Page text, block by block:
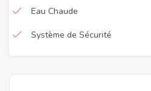
Eau Chaude
Système de Sécurité